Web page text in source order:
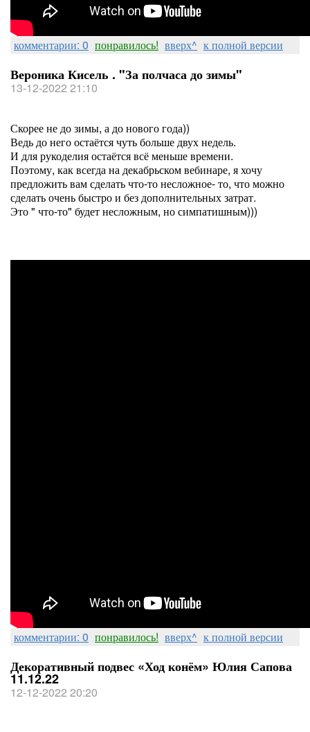
комментарии: 0 понравилось! вверх^ к полной версии
Вероника Кисель . "За полчаса до зимы"
13-12-2022 21:10
Скорее не до зимы, а до нового года))
Ведь до него остаётся чуть больше двух недель.
И для рукоделия остаётся всё меньше времени.
Поэтому, как всегда на декабрьском вебинаре, я хочу
предложить вам сделать что-то несложное- то, что можно
сделать очень быстро и без дополнительных затрат.
Это " что-то" будет несложным, но симпатишным)))
комментарии: 0 понравилось! вверх^ к полной версии
Декоративный подвес «Ход конём» Юлия Сапова
11.12.22
12-12-2022 20:20